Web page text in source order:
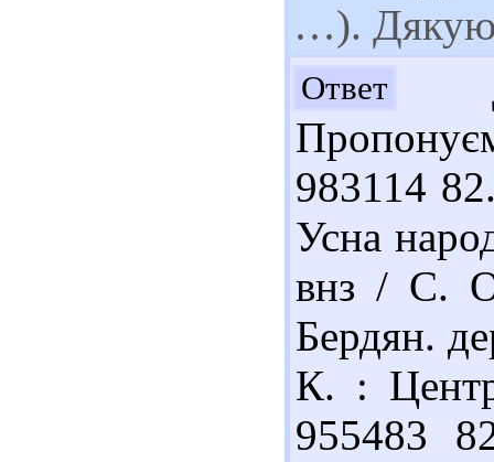
…).
Ответ
983114
Усна
внз / С.
Бердян.
К. :
955483